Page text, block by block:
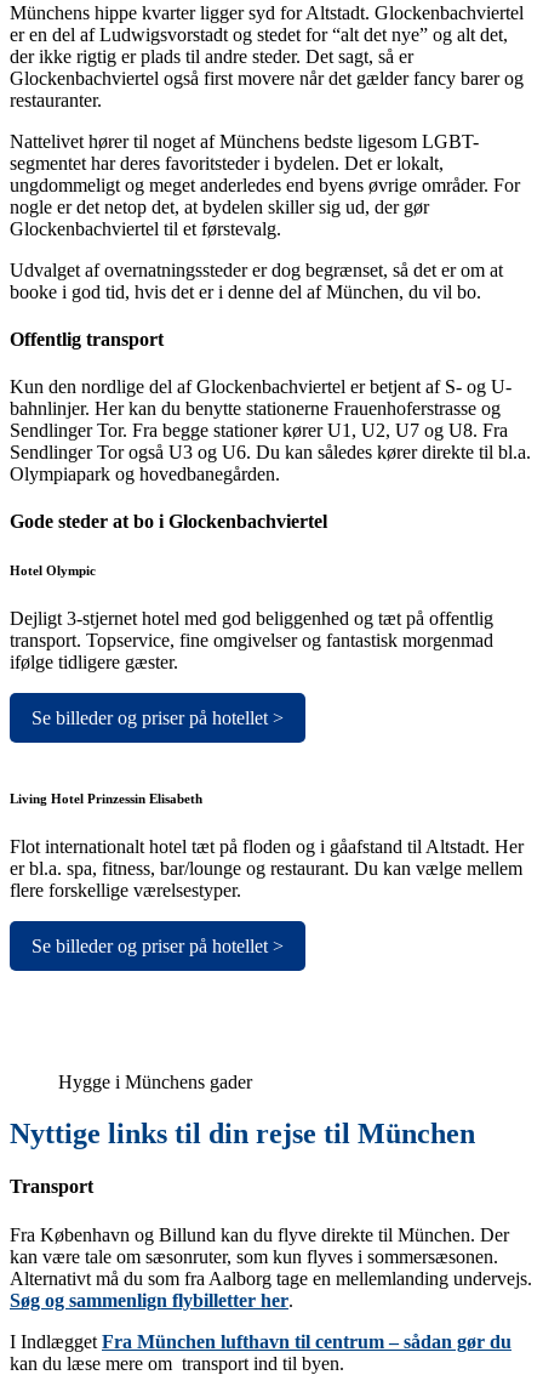
Münchens hippe kvarter ligger syd for Altstadt. Glockenbachviertel
er en del af Ludwigsvorstadt og stedet for “alt det nye” og alt det,
der ikke rigtig er plads til andre steder. Det sagt, så er
Glockenbachviertel også first movere når det gælder fancy barer og
restauranter.
Nattelivet hører til noget af Münchens bedste ligesom LGBT-
segmentet har deres favoritsteder i bydelen. Det er lokalt,
ungdommeligt og meget anderledes end byens øvrige områder. For
nogle er det netop det, at bydelen skiller sig ud, der gør
Glockenbachviertel til et førstevalg.
Udvalget af overnatningssteder er dog begrænset, så det er om at
booke i god tid, hvis det er i denne del af München, du vil bo.
Offentlig transport
Kun den nordlige del af Glockenbachviertel er betjent af S- og U-
bahnlinjer. Her kan du benytte stationerne Frauenhoferstrasse og
Sendlinger Tor. Fra begge stationer kører U1, U2, U7 og U8. Fra
Sendlinger Tor også U3 og U6. Du kan således kører direkte til bl.a.
Olympiapark og hovedbanegården.
Gode steder at bo i Glockenbachviertel
Hotel Olympic
Dejligt 3-stjernet hotel med god beliggenhed og tæt på offentlig
transport. Topservice, fine omgivelser og fantastisk morgenmad
ifølge tidligere gæster.
Se billeder og priser på hotellet >
Living Hotel Prinzessin Elisabeth
Flot internationalt hotel tæt på floden og i gåafstand til Altstadt. Her
er bl.a. spa, fitness, bar/lounge og restaurant. Du kan vælge mellem
flere forskellige værelsestyper.
Se billeder og priser på hotellet >
Hygge i Münchens gader
Nyttige links til din rejse til München
Transport
Fra København og Billund kan du flyve direkte til München. Der
kan være tale om sæsonruter, som kun flyves i sommersæsonen.
Alternativt må du som fra Aalborg tage en mellemlanding undervejs.
Søg og sammenlign flybilletter her.
I Indlægget Fra München lufthavn til centrum – sådan gør du
kan du læse mere om transport ind til byen.